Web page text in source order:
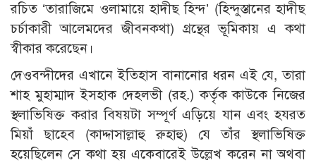
রচিত ‘তারাজিমে ওলামায়ে হাদীছ হিন্দ’ (হিন্দুস্তানের হাদীছ
চর্চাকারী আলেমদের জীবনকথা) গ্রন্থের ভূমিকায় এ কথা
স্বীকার করেছেন।
দেওবন্দীদের এখানে ইতিহাস বানানোর ধরন এই যে, তারা
শাহ মুহাম্মাদ ইসহাক দেহলভী (রহ.) কর্তৃক কাউকে নিজের
স্থলাভিষিক্ত করার বিষয়টা সম্পূর্ণ এড়িয়ে যান এবং হযরত
মিয়াঁ ছাহেব (কাদ্দাসাল্লাহু রুহাহু) যে তাঁর স্থলাভিষিক্ত
হয়েছিলেন সে কথা হয় একেবারেই উল্লেখ করেন না অথবা